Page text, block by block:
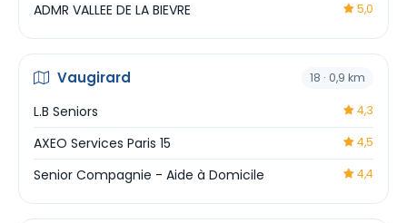
ADMR VALLEE DE LA BIEVRE 5,0
Vaugirard 18 · 0,9 km
L.B Seniors 4,3
AXEO Services Paris 15 4,5
Senior Compagnie - Aide à Domicile 4,4